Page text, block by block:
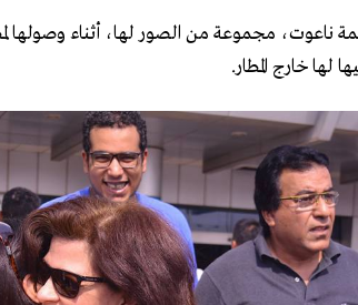
ناعوت، مجموعة من الصور لها، أثناء وصولها
لها خارج المطار.